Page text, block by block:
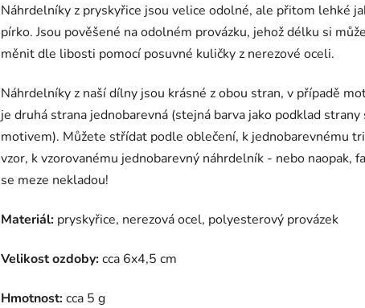
Náhrdelníky z pryskyřice jsou velice odolné, ale přitom lehké
pírko. Jsou pověšené na odolném provázku, jehož délku si
měnit dle libosti pomocí posuvné kuličky z nerezové oceli.
Náhrdelníky z naší dílny jsou krásné z obou stran, v případě
je druhá strana jednobarevná (stejná barva jako podklad strany
motivem). Můžete střídat podle oblečení, k jednobarevnému
vzor, k vzorovanému jednobarevný náhrdelník - nebo naopak,
se meze nekladou!
Materiál: pryskyřice, nerezová ocel, polyesterový provázek
Velikost ozdoby:cca 6x4,5 cm
Hmotnost:cca 5 g